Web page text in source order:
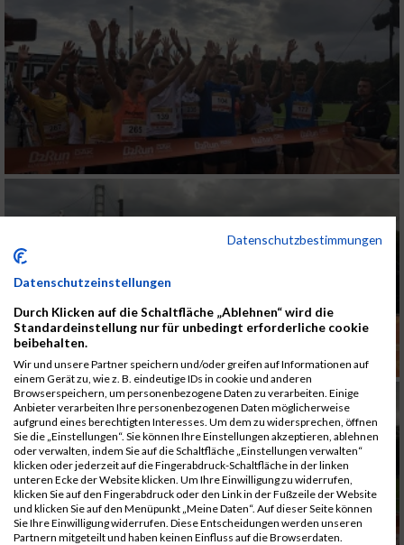
Datenschutzbestimmungen
Datenschutzeinstellungen
Durch Klicken auf die Schaltfläche „Ablehnen“ wird die
Standardeinstellung nur für unbedingt erforderliche cookie
beibehalten.
Wir und unsere Partner speichern und/oder greifen auf Informationen auf
einem Gerät zu, wie z. B. eindeutige IDs in cookie und anderen
Browserspeichern, um personenbezogene Daten zu verarbeiten. Einige
Anbieter verarbeiten Ihre personenbezogenen Daten möglicherweise
aufgrund eines berechtigten Interesses. Um dem zu widersprechen, öffnen
Sie die „Einstellungen“. Sie können Ihre Einstellungen akzeptieren, ablehnen
oder verwalten, indem Sie auf die Schaltfläche „Einstellungen verwalten“
klicken oder jederzeit auf die Fingerabdruck-Schaltfläche in der linken
unteren Ecke der Website klicken. Um Ihre Einwilligung zu widerrufen,
klicken Sie auf den Fingerabdruck oder den Link in der Fußzeile der Website
und klicken Sie auf den Menüpunkt „Meine Daten“. Auf dieser Seite können
Sie Ihre Einwilligung widerrufen. Diese Entscheidungen werden unseren
Partnern mitgeteilt und haben keinen Einfluss auf die Browserdaten.